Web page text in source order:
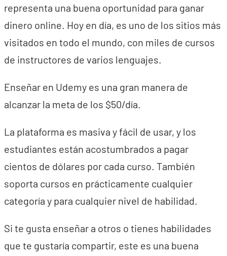
representa una buena oportunidad para ganar
dinero online. Hoy en día, es uno de los sitios más
visitados en todo el mundo, con miles de cursos
de instructores de varios lenguajes.
Enseñar en Udemy es una gran manera de
alcanzar la meta de los $50/día.
La plataforma es masiva y fácil de usar, y los
estudiantes están acostumbrados a pagar
cientos de dólares por cada curso. También
soporta cursos en prácticamente cualquier
categoría y para cualquier nivel de habilidad.
Si te gusta enseñar a otros o tienes habilidades
que te gustaría compartir, este es una buena